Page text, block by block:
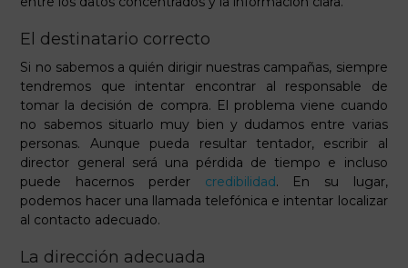
El destinatario correcto
Si no sabemos a quién dirigir nuestras campañas, siempre
tendremos que intentar encontrar al responsable de
tomar la decisión de compra. El problema viene cuando
no sabemos situarlo muy bien y dudamos entre varias
personas. Aunque pueda resultar tentador, escribir al
director general será una pérdida de tiempo e incluso
puede hacernos perder credibilidad. En su lugar,
podemos hacer una llamada telefónica e intentar localizar
al contacto adecuado.
La dirección adecuada